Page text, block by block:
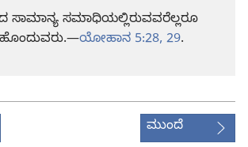
ಸಾಮಾನ್ಯ ಸಮಾಧಿಯಲ್ಲಿರುವವರೆಲ್ಲರೂ
ಹೊಂದುವರು.—ಯೋಹಾನ 5:28, 29.
ಮುಂದೆ